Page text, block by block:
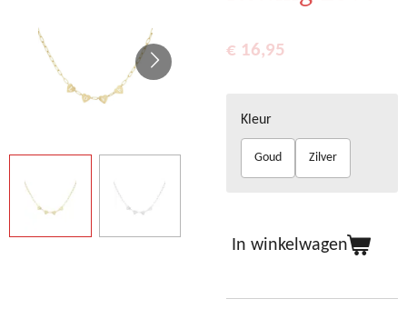
€ 16,95
Kleur
Goud Zilver
In winkelwagen